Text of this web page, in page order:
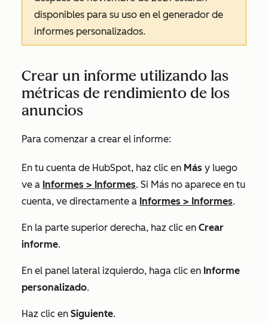
disponibles para su uso en el generador de
informes personalizados.
Crear un informe utilizando las
métricas de rendimiento de los
anuncios
Para comenzar a crear el informe:
En tu cuenta de HubSpot, haz clic en Más y luego
ve a Informes > Informes. Si Más no aparece en tu
cuenta, ve directamente a Informes > Informes.
En la parte superior derecha, haz clic en Crear
informe.
En el panel lateral izquierdo, haga clic en Informe
personalizado.
Haz clic en Siguiente.